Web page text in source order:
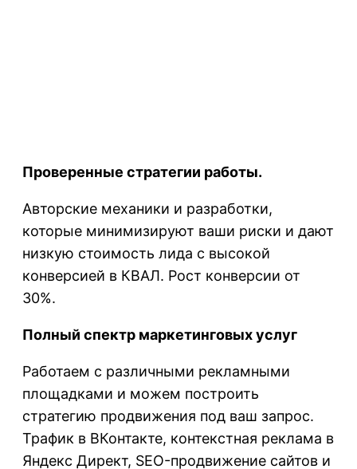
Проверенные стратегии работы.
Авторские механики и разработки,
которые минимизируют ваши риски и дают
низкую стоимость лида с высокой
конверсией в КВАЛ. Рост конверсии от
30%.
Полный спектр маркетинговых услуг
Работаем с различными рекламными
площадками и можем построить
стратегию продвижения под ваш запрос.
Трафик в ВКонтакте, контекстная реклама в
Яндекс Директ, SEO-продвижение сайтов и